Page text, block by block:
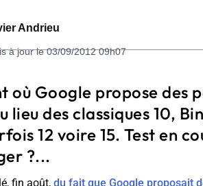
2026
Andrieu
à jour le 03/09/2012 09h07
où Google propose des
lieu des classiques 10,
12 voire 15. Test en
?...
fin août, du fait que Google proposait